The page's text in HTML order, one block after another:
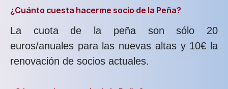
¿Cuánto cuesta hacerme socio de la Peña?
La cuota de la peña son sólo 20
euros/anuales para las nuevas altas y 10€ la
renovación de socios actuales.